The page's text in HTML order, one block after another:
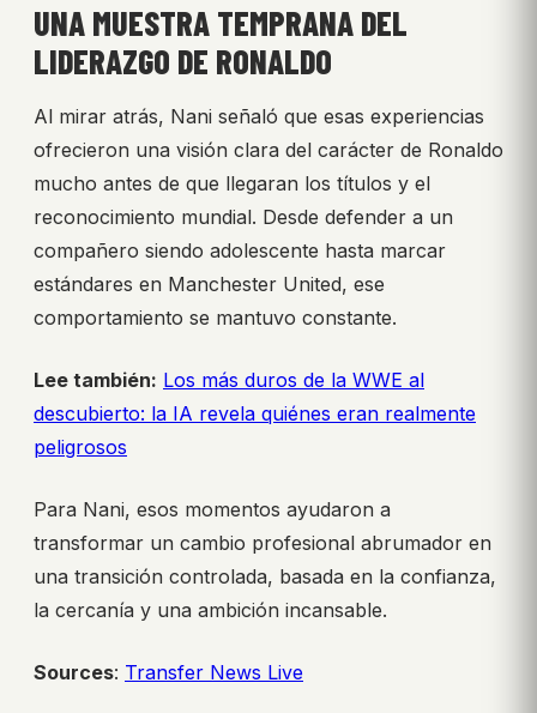
UNA MUESTRA TEMPRANA DEL
LIDERAZGO DE RONALDO
Al mirar atrás, Nani señaló que esas experiencias
ofrecieron una visión clara del carácter de Ronaldo
mucho antes de que llegaran los títulos y el
reconocimiento mundial. Desde defender a un
compañero siendo adolescente hasta marcar
estándares en Manchester United, ese
comportamiento se mantuvo constante.
Lee también: Los más duros de la WWE al
descubierto: la IA revela quiénes eran realmente
peligrosos
Para Nani, esos momentos ayudaron a
transformar un cambio profesional abrumador en
una transición controlada, basada en la confianza,
la cercanía y una ambición incansable.
Sources: Transfer News Live